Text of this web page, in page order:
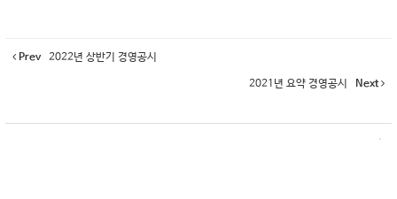
Prev 2022년 상반기 경영공시
2021년 요약 경영공시 Next